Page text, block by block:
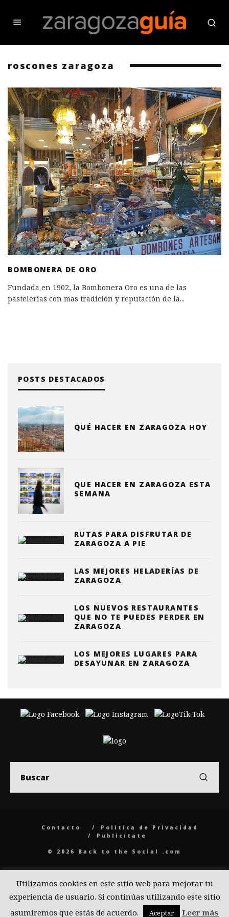
roscones zaragoza
BOMBONERA DE ORO
Fundada en 1902, la Bombonera Oro es una de las
pastelerías con mas tradición y reputación de la...
POSTS DESTACADOS
QUÉ HACER EN ZARAGOZA HOY
QUE HACER EN ZARAGOZA ESTA
SEMANA
RUTAS PARA DISFRUTAR DE
ZARAGOZA A PIE
LAS MEJORES HELADERÍAS DE
ZARAGOZA
LOS NUEVOS RESTAURANTES
QUE NO TE PUEDES PERDER EN
ZARAGOZA
LOS MEJORES LUGARES PARA
DESAYUNAR EN ZARAGOZA
Contacto
Politica de Privacidad
Publicítate
© 2026 Back to the Social .com
Utilizamos cookies en este sitio web para mejorar tu
experiencia de usuario. Si continúas utilizando este sitio
asumiremos que estás de acuerdo.
Aceptar Leer más